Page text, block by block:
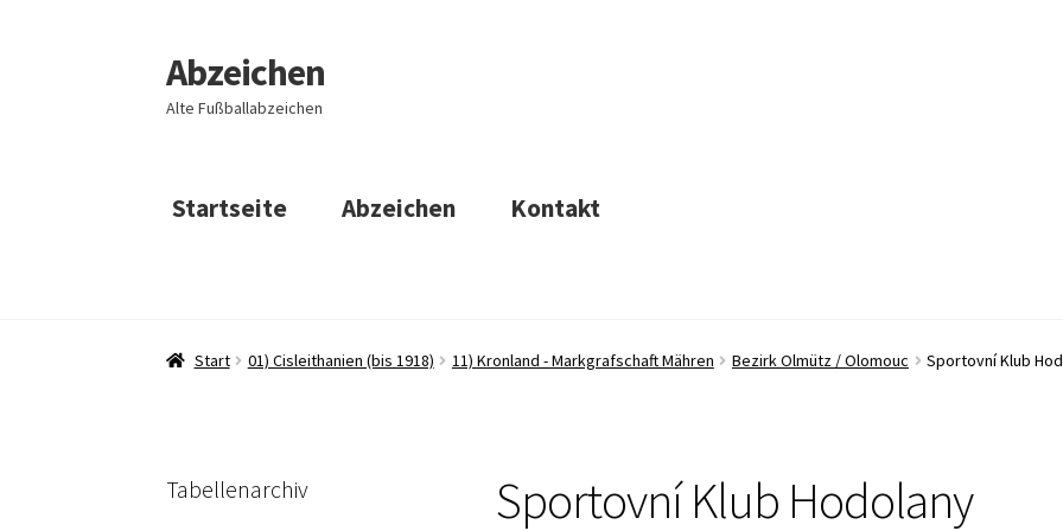
Zur
Navigation
springen
Zum
Inhalt
springen
Abzeichen
Alte Fußballabzeichen
Startseite Abzeichen Kontakt
Start 01) Cisleithanien (bis 1918) 11) Kronland - Markgrafschaft Mähren Bezirk Olmütz / Olomouc Sportovní Klub
Sportovní Klub Hodolany
Tabellenarchiv